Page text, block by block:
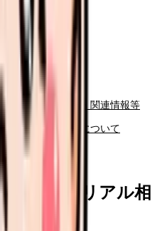
（日雇派遣）
係る法令・指針・関連情報等
労働条件の確保について
師さんのリアル相